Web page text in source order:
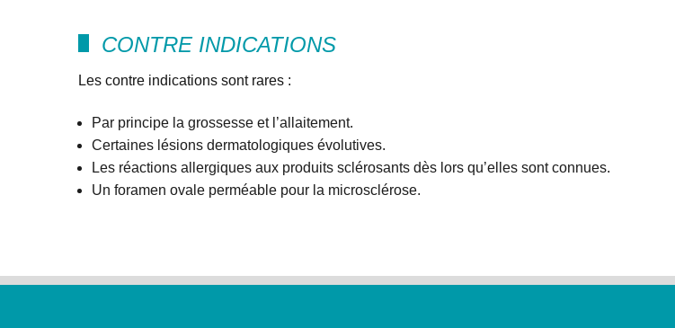
CONTRE INDICATIONS
Les contre indications sont rares :
Par principe la grossesse et l’allaitement.
Certaines lésions dermatologiques évolutives.
Les réactions allergiques aux produits sclérosants dès lors qu’elles sont connues.
Un foramen ovale perméable pour la microsclérose.